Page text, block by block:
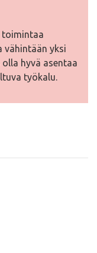
toimintaa
vähintään yksi
hyvä asentaa
työkalu.